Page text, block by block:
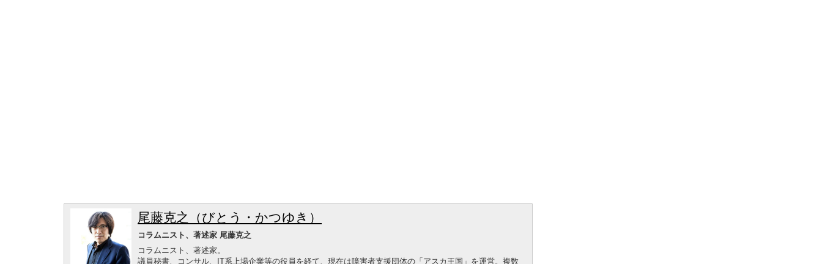
尾藤克之（びとう・かつゆき）
コラムニスト、著述家 尾藤克之
コラムニスト、著述家。
議員秘書、コンサル、IT系上場企業等の役員を経て、現在は障害者支援団体の「アスカ王国」を運営。複数